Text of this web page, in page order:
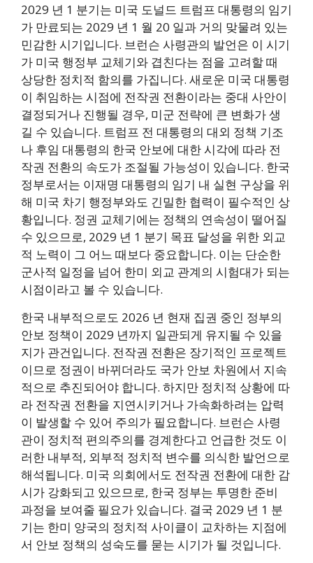
2029 년 1 분기는 미국 도널드 트럼프 대통령의 임기
가 만료되는 2029 년 1 월 20 일과 거의 맞물려 있는
민감한 시기입니다. 브런슨 사령관의 발언은 이 시기
가 미국 행정부 교체기와 겹친다는 점을 고려할 때
상당한 정치적 함의를 가집니다. 새로운 미국 대통령
이 취임하는 시점에 전작권 전환이라는 중대 사안이
결정되거나 진행될 경우, 미군 전략에 큰 변화가 생
길 수 있습니다. 트럼프 전 대통령의 대외 정책 기조
나 후임 대통령의 한국 안보에 대한 시각에 따라 전
작권 전환의 속도가 조절될 가능성이 있습니다. 한국
정부로서는 이재명 대통령의 임기 내 실현 구상을 위
해 미국 차기 행정부와도 긴밀한 협력이 필수적인 상
황입니다. 정권 교체기에는 정책의 연속성이 떨어질
수 있으므로, 2029 년 1 분기 목표 달성을 위한 외교
적 노력이 그 어느 때보다 중요합니다. 이는 단순한
군사적 일정을 넘어 한미 외교 관계의 시험대가 되는
시점이라고 볼 수 있습니다.
한국 내부적으로도 2026 년 현재 집권 중인 정부의
안보 정책이 2029 년까지 일관되게 유지될 수 있을
지가 관건입니다. 전작권 전환은 장기적인 프로젝트
이므로 정권이 바뀌더라도 국가 안보 차원에서 지속
적으로 추진되어야 합니다. 하지만 정치적 상황에 따
라 전작권 전환을 지연시키거나 가속화하려는 압력
이 발생할 수 있어 주의가 필요합니다. 브런슨 사령
관이 정치적 편의주의를 경계한다고 언급한 것도 이
러한 내부적, 외부적 정치적 변수를 의식한 발언으로
해석됩니다. 미국 의회에서도 전작권 전환에 대한 감
시가 강화되고 있으므로, 한국 정부는 투명한 준비
과정을 보여줄 필요가 있습니다. 결국 2029 년 1 분
기는 한미 양국의 정치적 사이클이 교차하는 지점에
서 안보 정책의 성숙도를 묻는 시기가 될 것입니다.